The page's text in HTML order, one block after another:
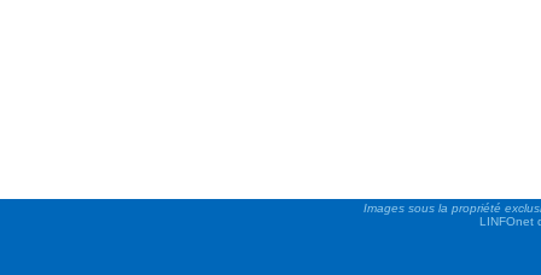
Images sous la propriété
LINFOnet